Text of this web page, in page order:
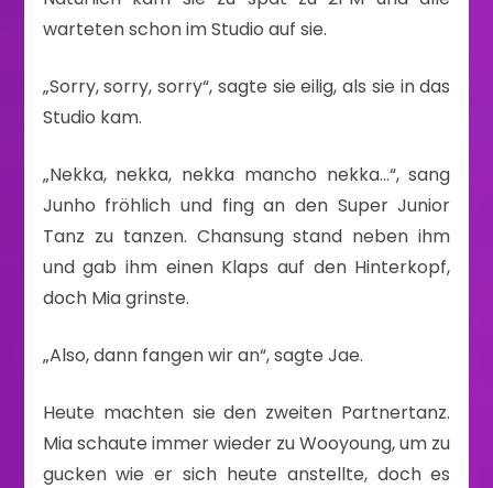
warteten schon im Studio auf sie.
„Sorry, sorry, sorry“, sagte sie eilig, als sie in das
Studio kam.
„Nekka, nekka, nekka mancho nekka…“, sang
Junho fröhlich und fing an den Super Junior
Tanz zu tanzen. Chansung stand neben ihm
und gab ihm einen Klaps auf den Hinterkopf,
doch Mia grinste.
„Also, dann fangen wir an“, sagte Jae.
Heute machten sie den zweiten Partnertanz.
Mia schaute immer wieder zu Wooyoung, um zu
gucken wie er sich heute anstellte, doch es